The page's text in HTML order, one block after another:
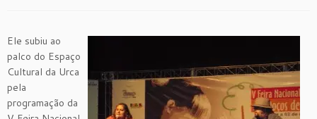
Ele subiu ao
palco do Espaço
Cultural da Urca
pela
programação da